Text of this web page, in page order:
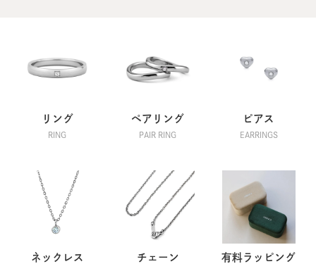
リング
RING
ペアリング
PAIR RING
ピアス
EARRINGS
ネックレス チェーン 有料ラッピング